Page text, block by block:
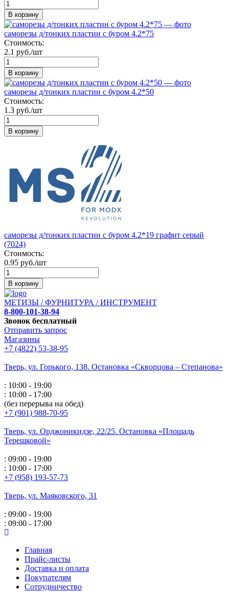
В корзину
саморезы д/тонких пластин с буром 4.2*75
Стоимость:
2.1 руб./шт
В корзину
саморезы д/тонких пластин с буром 4.2*50
Стоимость:
1.3 руб./шт
В корзину
саморезы д/тонких пластин с буром 4.2*19 графит серый
(7024)
Стоимость:
0.95 руб./шт
В корзину
МЕТИЗЫ / ФУРНИТУРА / ИНСТРУМЕНТ
8-800-101-38-94
Звонок бесплатный
Отправить запрос
Магазины
+7 (4822) 53-38-95
Тверь, ул. Горького, 138. Остановка «Скворцова – Степанова»
: 10:00 - 19:00
: 10:00 - 17:00
(без перерыва на обед)
+7 (901) 988-70-95
Тверь, ул. Орджоникидзе, 22/25. Остановка «Площадь
Терешковой»
: 09:00 - 19:00
: 10:00 - 17:00
+7 (958) 193-57-73
Тверь, ул. Маяковского, 31
: 09:00 - 19:00
: 09:00 - 17:00
Главная
Прайс-листы
Доставка и оплата
Покупателям
Сотрудничество